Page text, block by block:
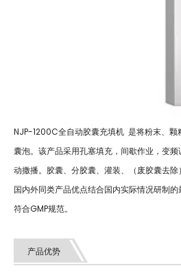
NJP-1200C全自动胶囊充填机 是将粉末、颗
囊泡。该产品采用孔塞填充，间歇作业，变
动撒播。胶囊、分胶囊、灌装、（废胶囊去
国内外同类产品优点结合国内实际情况研制
符合GMP规范。
产品优势